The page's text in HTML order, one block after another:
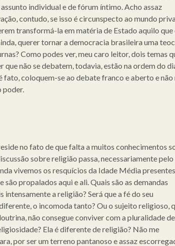
individual e de fórum íntimo. Acho assaz
contudo, se isso é circunspecto ao mundo
transformá-la em matéria de Estado aquilo que
querer tornar a democracia brasileira uma
Como podes ver, meu caro leitor, dois temas
que não se debatem, todavia, estão na ordem do
fato, coloquem-se ao debate franco e aberto e não
poder.
no fato de que falta a muitos conhecimentos
sobre religião passa, necessariamente pelo
vivemos os resquícios da Idade Média
são propalados aqui e ali. Quais são as demandas
intensamente a religião? Será que a fé do seu
o incomoda tanto? Ou o sujeito religioso,
não consegue conviver com a pluralidade de
Ela é diferente de religião? Não me
por ser um terreno pantanoso e assaz